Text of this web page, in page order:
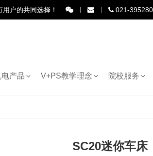
户的共同选择！ 021-
电产品 V+PS教学理念 院校服务
SC20迷你车床